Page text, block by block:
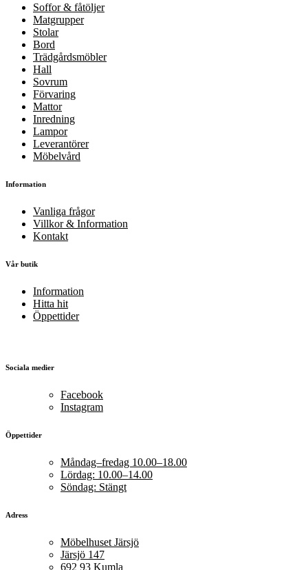
Soffor & fåtöljer
Matgrupper
Stolar
Bord
Trädgårdsmöbler
Hall
Sovrum
Förvaring
Mattor
Inredning
Lampor
Leverantörer
Möbelvård
Information
Vanliga frågor
Villkor & Information
Kontakt
Vår butik
Information
Hitta hit
Öppettider
Sociala medier
Facebook
Instagram
Öppettider
Måndag–fredag 10.00–18.00
Lördag: 10.00–14.00
Söndag: Stängt
Adress
Möbelhuset Järsjö
Järsjö 147
692 93 Kumla